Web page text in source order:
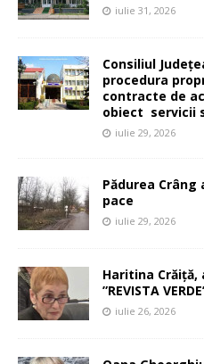
iulie 31, 2026
Consiliul
procedura
contracte de
obiect servicii
iulie 29, 2026
Pădurea
pace
iulie 29, 2026
Haritina Crăiță,
”REVISTA
iulie 26, 2026